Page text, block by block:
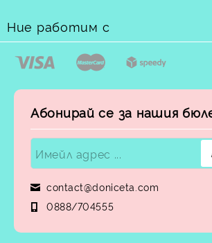
Ние работим с
Абонирай се за нашия
contact@doniceta.com
0888/704555